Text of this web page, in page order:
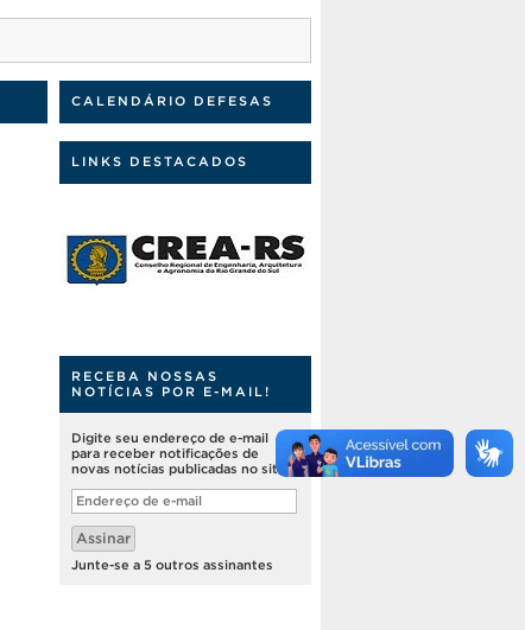
CALENDÁRIO DEFESAS
LINKS DESTACADOS
RECEBA NOSSAS
NOTÍCIAS POR E-MAIL!
Digite seu endereço de e-mail
para receber notificações de
novas notícias publicadas no site.
Endereço
de
e-
mail
Assinar
Junte-se a 5 outros assinantes